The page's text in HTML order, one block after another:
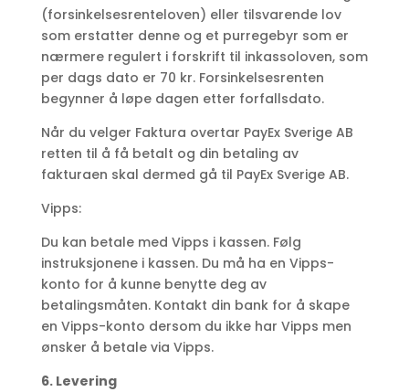
(forsinkelsesrenteloven) eller tilsvarende lov
som erstatter denne og et purregebyr som er
nærmere regulert i forskrift til inkassoloven, som
per dags dato er 70 kr. Forsinkelsesrenten
begynner å løpe dagen etter forfallsdato.
Når du velger Faktura overtar PayEx Sverige AB
retten til å få betalt og din betaling av
fakturaen skal dermed gå til PayEx Sverige AB.
Vipps:
Du kan betale med Vipps i kassen. Følg
instruksjonene i kassen. Du må ha en Vipps-
konto for å kunne benytte deg av
betalingsmåten. Kontakt din bank for å skape
en Vipps-konto dersom du ikke har Vipps men
ønsker å betale via Vipps.
6. Levering